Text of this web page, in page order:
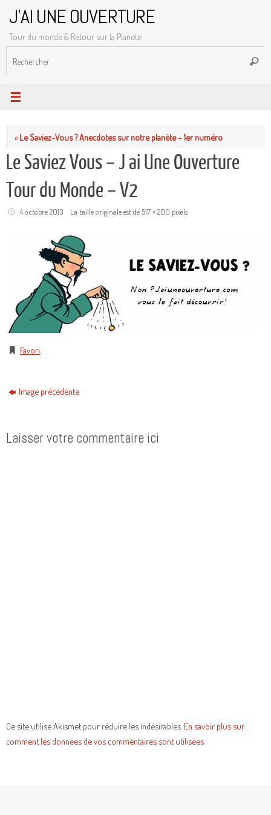
contenu
J'AI UNE OUVERTURE
Tour du monde & Retour sur la Planète
«Le Saviez-Vous ? Anecdotes sur notre planète – 1er numéro
Le Saviez Vous – J ai Une Ouverture
Tour du Monde – V2
4 octobre 2013 La taille originale est de517 × 200 pixels
Favori
Image précédente
Laisser votre commentaire ici
Ce site utilise Akismet pour réduire les indésirables. En savoir plus sur
comment les données de vos commentaires sont utilisées